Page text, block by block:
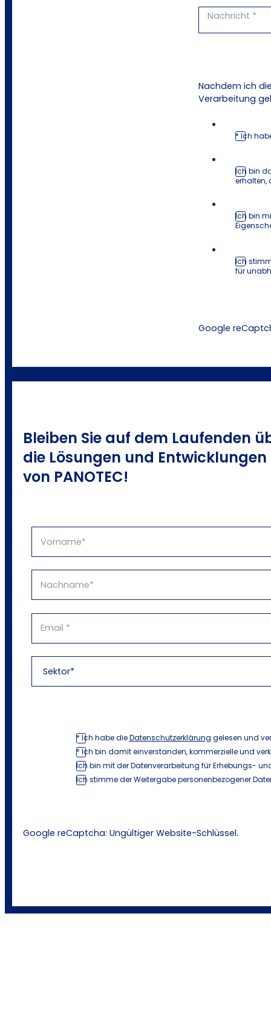
Nachdem ich
Verarbeitung
* Ich
Ich bin
erhalten,
Ich bin
Ich
für
Google
Bleiben Sie auf dem Laufenden
die Lösungen und Entwicklungen
von PANOTEC!
* Ich habe dieDatenschutzerklärung gelesen und
* Ich bin damit einverstanden, kommerzielle und
Ich bin mit der Datenverarbeitung für Erhebungs-
Ich stimme der Weitergabe personenbezogener
Google reCaptcha: Ungültiger Website-Schlüssel.